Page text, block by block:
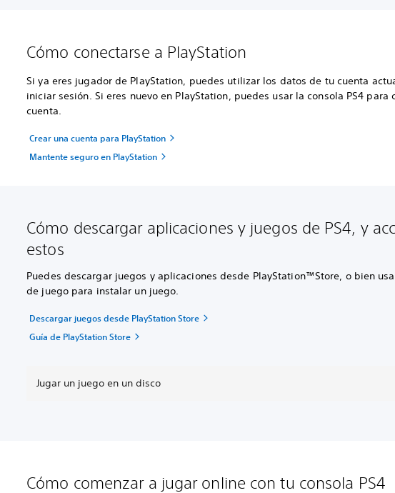
Cómo conectarse a PlayStation
Si ya eres jugador de PlayStation, puedes utilizar los datos de tu cuenta
iniciar sesión. Si eres nuevo en PlayStation, puedes usar la consola PS4 para
cuenta.
Crear una cuenta para PlayStation
Mantente seguro en PlayStation
Cómo descargar aplicaciones y juegos de PS4, y
estos
Puedes descargar juegos y aplicaciones desde PlayStation™Store, o bien
de juego para instalar un juego.
Descargar juegos desde PlayStation Store
Guía de PlayStation Store
Jugar un juego en un disco
Cómo comenzar a jugar online con tu consola PS4